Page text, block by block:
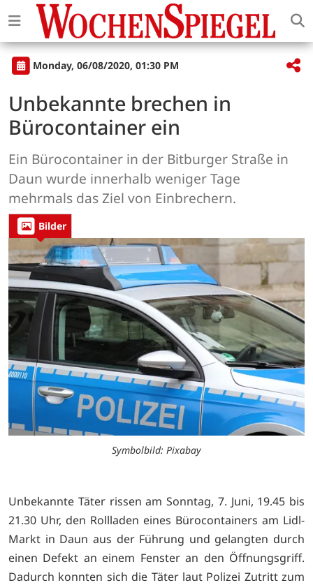
Monday, 06/08/2020, 01:30 PM
Unbekannte brechen in
Bürocontainer ein
Ein Bürocontainer in der Bitburger Straße in
Daun wurde innerhalb weniger Tage
mehrmals das Ziel von Einbrechern.
Bilder
Symbolbild: Pixabay
Unbekannte Täter rissen am Sonntag, 7. Juni, 19.45 bis
21.30 Uhr, den Rollladen eines Bürocontainers am Lidl-
Markt in Daun aus der Führung und gelangten durch
einen Defekt an einem Fenster an den Öffnungsgriff.
Dadurch konnten sich die Täter laut Polizei Zutritt zum